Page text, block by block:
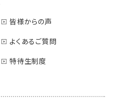
皆様からの声
よくあるご質問
特待生制度